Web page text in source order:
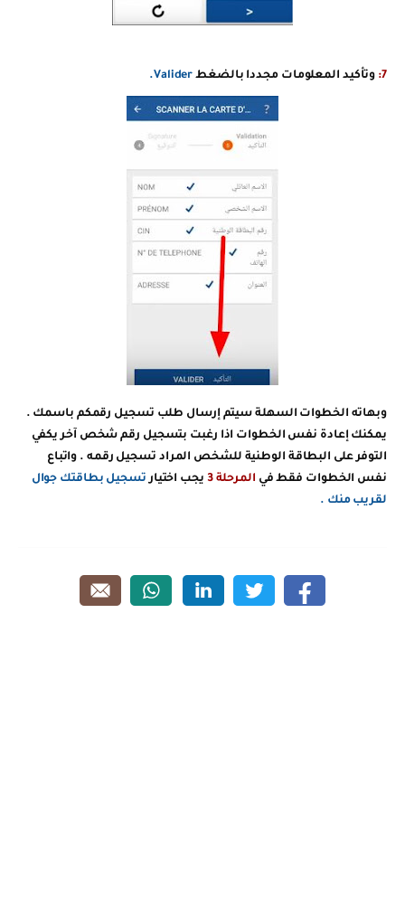
7: وتأكيد المعلومات مجددا بالضغط Valider.
وبهاته الخطوات السهلة سيتم إرسال طلب تسجيل رقمكم باسمك .
يمكنك إعادة نفس الخطوات اذا رغبت بتسجيل رقم شخص آخر يكفي
التوفر على البطاقة الوطنية للشخص المراد تسجيل رقمه . واتباع
نفس الخطوات فقط في المرحلة 3 يجب اختيار تسجيل بطاقتك جوال
لقريب منك .